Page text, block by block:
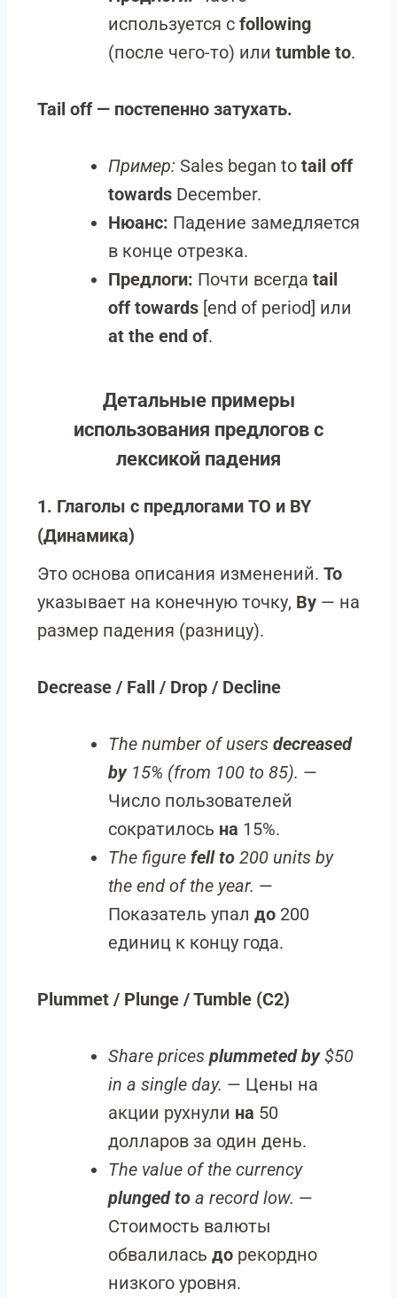
используется с following
(после чего-то) или tumble to.
Tail off — постепенно затухать.
Пример: Sales began to tail off
towards December.
Нюанс: Падение замедляется
в конце отрезка.
Предлоги: Почти всегда tail
off towards [end of period] или
at the end of.
Детальные примеры
использования предлогов с
лексикой падения
1. Глаголы с предлогами TO и BY
(Динамика)
Это основа описания изменений. To
указывает на конечную точку, By — на
размер падения (разницу).
Decrease / Fall / Drop / Decline
The number of users decreased
by15% (from 100 to 85). —
Число пользователей
сократилось на 15%.
The figure fell to 200 units by
the end of the year. —
Показатель упал до 200
единиц к концу года.
Plummet / Plunge / Tumble (C2)
Share prices plummeted by$50
in a single day. — Цены на
акции рухнули на 50
долларов за один день.
The value of the currency
plunged to a record low. —
Стоимость валюты
обвалилась до рекордно
низкого уровня.